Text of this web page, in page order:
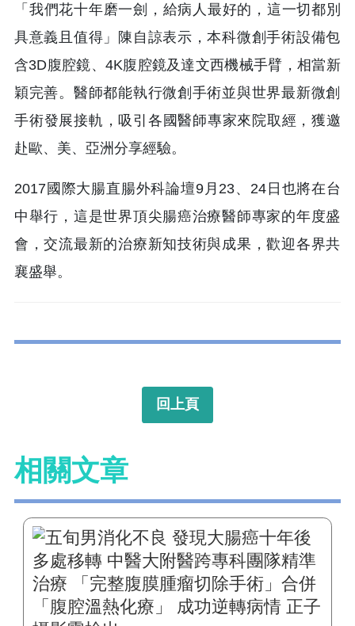
「我們花十年磨一劍，給病人最好的，這一切都別
具意義且值得」陳 自諒表示，本科微創手術設備包
含3D腹腔鏡、4K腹腔鏡及達文西機械手臂，相當新
穎完善。醫師都能執行微創手術並與世界最新微創
手術發展接軌，吸引各國醫師專家來院取經，獲邀
赴歐、美、亞洲分享經驗。
2017國際大腸直腸外科論壇9月23、24日也將在台
中舉行， 這是世界頂尖腸癌治療醫師專家的年度盛
會，交流最新的治療新知技術與成果，歡迎各界共
襄盛舉。
回上頁
相關文章